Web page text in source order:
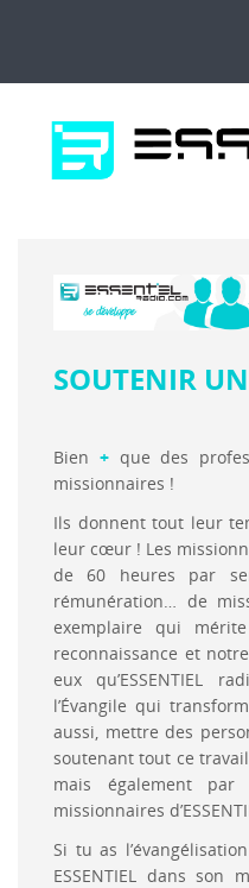
SOUTENIR
Bien +que des
missionnaires !
Ils donnent tout leur
leur cœur ! Les
de 60 heures par
rémunération… de
exemplaire qui
reconnaissance et
eux qu’ESSENTIEL
l’Évangile qui
aussi, mettre des
soutenant tout ce
mais également
missionnaires
Si tu as
ESSENTIEL dans